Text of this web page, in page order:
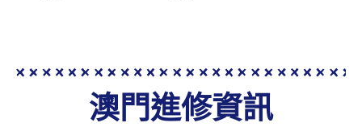
澳門進修資訊